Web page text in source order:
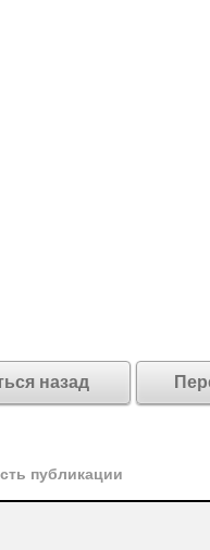
назад
публикации